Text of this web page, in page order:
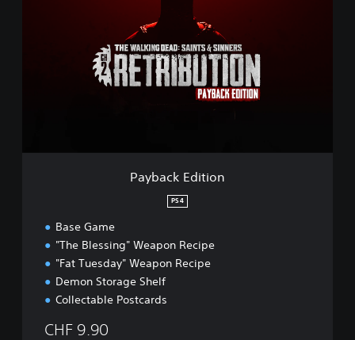
i
Payback Edition
PS4
Base Game
"The Blessing" Weapon Recipe
"Fat Tuesday" Weapon Recipe
Demon Storage Shelf
Collectable Postcards
CHF 9.90